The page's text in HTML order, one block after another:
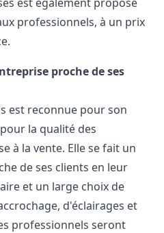
professionnels, à un prix
proche de ses
est reconnue pour son
la qualité des
à la vente. Elle se fait un
de ses clients en leur
et un large choix de
d'éclairages et
professionnels seront